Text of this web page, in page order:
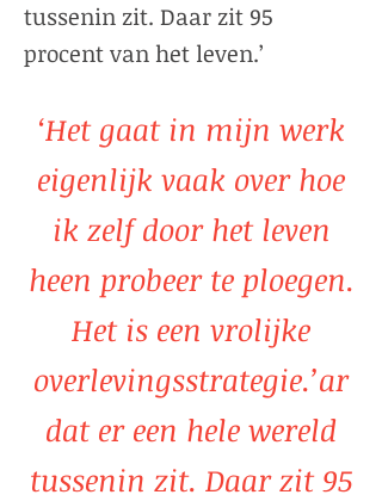
tussenin zit. Daar zit 95
procent van het leven.’
‘Het gaat in mijn werk
eigenlijk vaak over hoe
ik zelf door het leven
heen probeer te ploegen.
Het is een vrolijke
overlevingsstrategie.’ar
dat er een hele wereld
tussenin zit. Daar zit 95